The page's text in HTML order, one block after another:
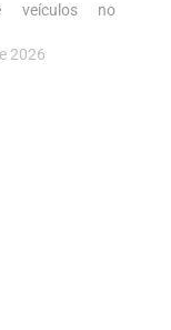
veículos no
2026